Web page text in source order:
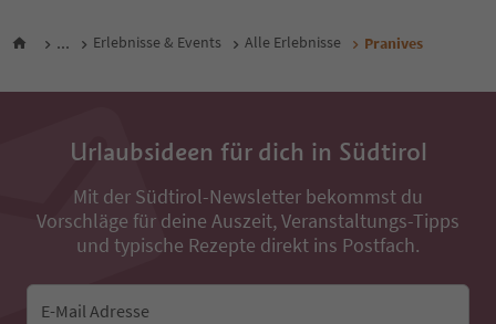
... Erlebnisse & Events Alle Erlebnisse Pranives
Urlaubsideen für dich in Südtirol
Mit der Südtirol-Newsletter bekommst du
Vorschläge für deine Auszeit, Veranstaltungs-Tipps
und typische Rezepte direkt ins Postfach.
E-Mail Adresse